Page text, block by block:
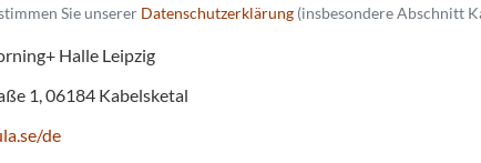
Sie unserer Datenschutzerklärung (insbesondere Abschnitt
Halle Leipzig
1 06184 Kabelsketal
de